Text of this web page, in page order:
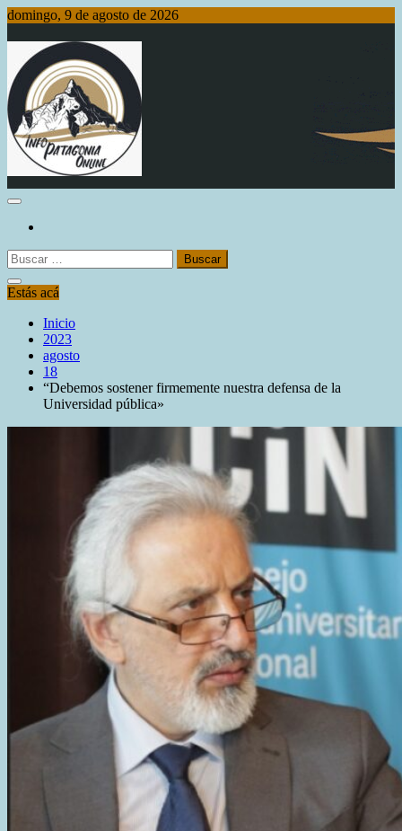
Saltar
contenido
domingo, 9 de agosto de 2026
Info Patagonia Online
Buscar:
Estás acá
Inicio
2023
agosto
18
“Debemos sostener firmemente nuestra defensa de la
Universidad pública»